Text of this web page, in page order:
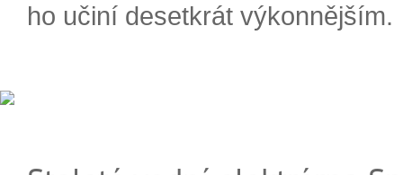
ho učiní desetkrát výkonnějším.